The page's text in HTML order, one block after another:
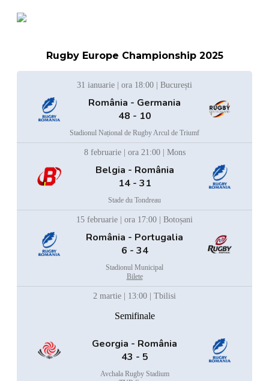
Rugby Europe Championship 2025
31 ianuarie | ora 18:00 | București
România - Germania
48 - 10
Stadionul Național de Rugby Arcul de Triumf
8 februarie | ora 21:00 | Mons
Belgia - România
14 - 31
Stade du Tondreau
15 februarie | ora 17:00 | Botoșani
România - Portugalia
6 - 34
Stadionul Municipal
Bilete
2 martie | 13:00 | Tbilisi
Semifinale
Georgia - România
43 - 5
Avchala Rugby Stadium